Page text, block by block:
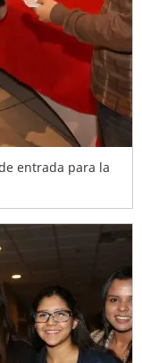
entrada para la